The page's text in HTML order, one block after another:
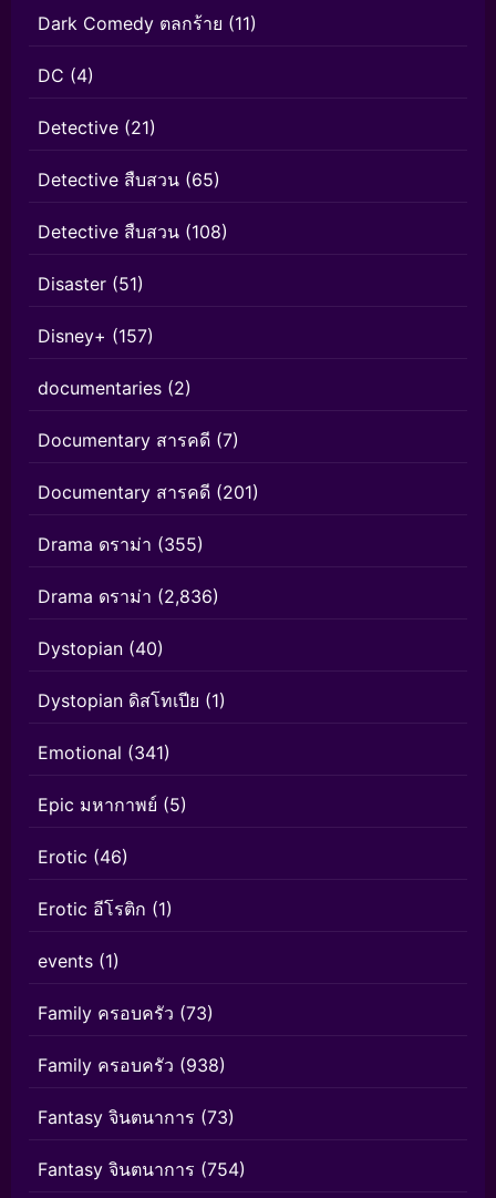
Dark Comedy ตลกร้าย (11)
DC (4)
Detective (21)
Detective สืบสวน (65)
Detective สืบสวน (108)
Disaster (51)
Disney+ (157)
documentaries (2)
Documentary สารคดี (7)
Documentary สารคดี (201)
Drama ดราม่า (355)
Drama ดราม่า (2,836)
Dystopian (40)
Dystopian ดิสโทเปีย (1)
Emotional (341)
Epic มหากาพย์ (5)
Erotic (46)
Erotic อีโรติก (1)
events (1)
Family ครอบครัว (73)
Family ครอบครัว (938)
Fantasy จินตนาการ (73)
Fantasy จินตนาการ (754)